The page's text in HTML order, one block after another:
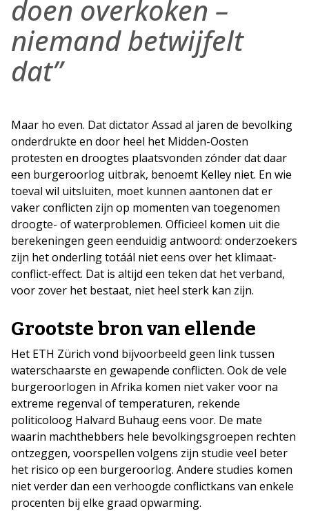
doen overkoken –
niemand betwijfelt
dat”
Maar ho even. Dat dictator Assad al jaren de bevolking
onderdrukte en door heel het Midden-Oosten
protesten en droogtes plaatsvonden zónder dat daar
een burgeroorlog uitbrak, benoemt Kelley niet. En wie
toeval wil uitsluiten, moet kunnen aantonen dat er
vaker conflicten zijn op momenten van toegenomen
droogte- of waterproblemen. Officieel komen uit die
berekeningen geen eenduidig antwoord: onderzoekers
zijn het onderling totáál niet eens over het klimaat-
conflict-effect. Dat is altijd een teken dat het verband,
voor zover het bestaat, niet heel sterk kan zijn.
Grootste bron van ellende
Het ETH Zürich vond bijvoorbeeld geen link tussen
waterschaarste en gewapende conflicten. Ook de vele
burgeroorlogen in Afrika komen niet vaker voor na
extreme regenval of temperaturen, rekende
politicoloog Halvard Buhaug eens voor. De mate
waarin machthebbers hele bevolkingsgroepen rechten
ontzeggen, voorspellen volgens zijn studie veel beter
het risico op een burgeroorlog. Andere studies komen
niet verder dan een verhoogde conflictkans van enkele
procenten bij elke graad opwarming.